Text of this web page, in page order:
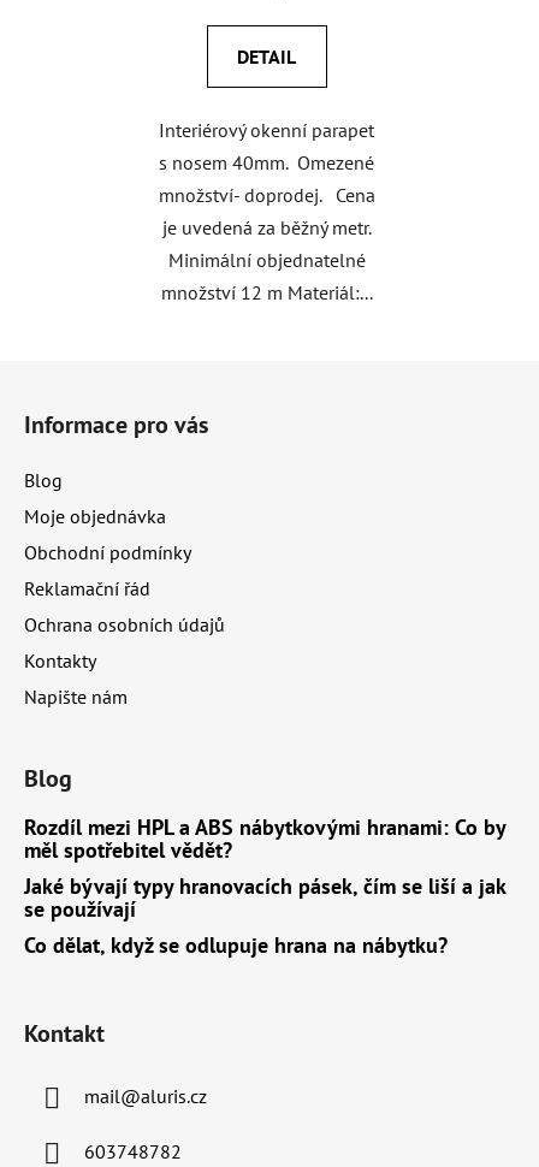
DETAIL
Interiérový okenní parapet
s nosem 40mm. Omezené
množství- doprodej. Cena
je uvedená za běžný metr.
Minimální objednatelné
množství 12 m Materiál:...
Informace pro vás
Blog
Moje objednávka
Obchodní podmínky
Reklamační řád
Ochrana osobních údajů
Kontakty
Napište nám
Blog
Rozdíl mezi HPL a ABS nábytkovými hranami: Co by
měl spotřebitel vědět?
Jaké bývají typy hranovacích pásek, čím se liší a jak
se používají
Co dělat, když se odlupuje hrana na nábytku?
Kontakt
mail@aluris.cz
603748782